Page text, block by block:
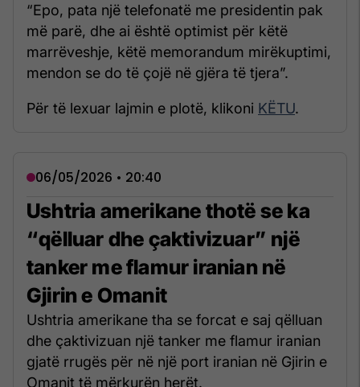
“Epo, pata një telefonatë me presidentin pak
më parë, dhe ai është optimist për këtë
marrëveshje, këtë memorandum mirëkuptimi,
mendon se do të çojë në gjëra të tjera”.
Për të lexuar lajmin e plotë, klikoni KËTU.
06/05/2026 • 20:40
Ushtria amerikane thotë se ka
“qëlluar dhe çaktivizuar” një
tanker me flamur iranian në
Gjirin e Omanit
Ushtria amerikane tha se forcat e saj qëlluan
dhe çaktivizuan një tanker me flamur iranian
gjatë rrugës për në një port iranian në Gjirin e
Omanit të mërkurën herët.